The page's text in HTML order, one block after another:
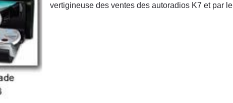
vertigineuse des ventes des autoradios K7 et par le